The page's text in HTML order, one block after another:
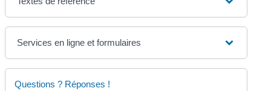
Services en ligne et formulaires
Questions ? Réponses !